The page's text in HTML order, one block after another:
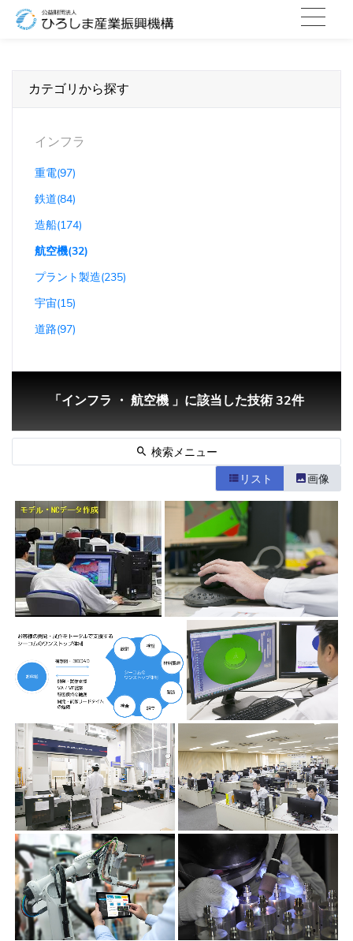
カテゴリから探す
インフラ
重電(97)
鉄道(84)
造船(174)
航空機(32)
プラント製造(235)
宇宙(15)
道路(97)
「インフラ ・ 航空機 」に該当した技術 32件
検索メニュー
リスト
画像